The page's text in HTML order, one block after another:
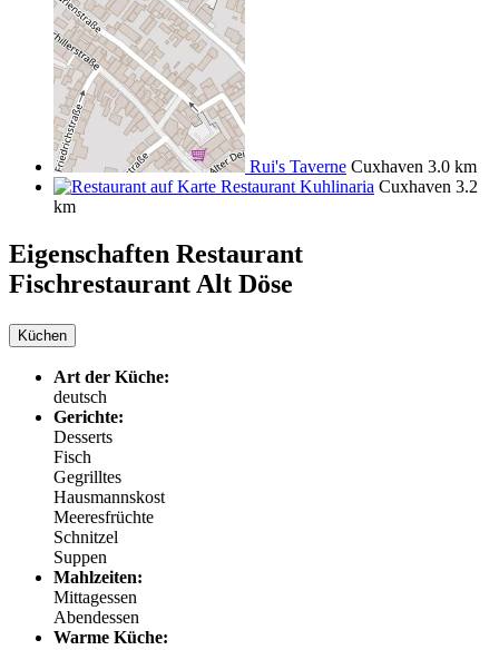
Rui's Taverne Cuxhaven 3.0 km
Restaurant Kuhlinaria Cuxhaven 3.2
km
Eigenschaften Restaurant
Fischrestaurant Alt Döse
Küchen
Art der Küche:
deutsch
Gerichte:
Desserts
Fisch
Gegrilltes
Hausmannskost
Meeresfrüchte
Schnitzel
Suppen
Mahlzeiten:
Mittagessen
Abendessen
Warme Küche: